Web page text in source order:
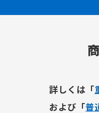
詳しくは「
および 「 普